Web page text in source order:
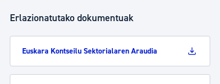
Erlazionatutako dokumentuak
Euskara Kontseilu Sektorialaren Araudia